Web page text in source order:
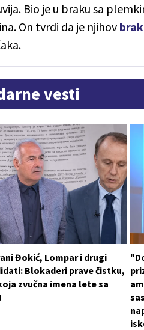
Bio je u braku sa
On tvrdi da je njihov brak
vesti
Đokić, Lompar i drugi
Blokaderi prave čistku,
zvučna imena lete sa